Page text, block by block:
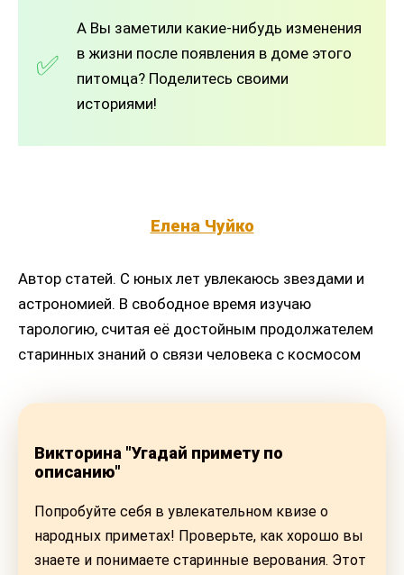
А Вы заметили какие-нибудь изменения
в жизни после появления в доме этого
питомца? Поделитесь своими
историями!
Елена Чуйко
Автор статей. С юных лет увлекаюсь звездами и
астрономией. В свободное время изучаю
тарологию, считая её достойным продолжателем
старинных знаний о связи человека с космосом
Викторина "Угадай примету по
описанию"
Попробуйте себя в увлекательном квизе о
народных приметах! Проверьте, как хорошо вы
знаете и понимаете старинные верования. Этот